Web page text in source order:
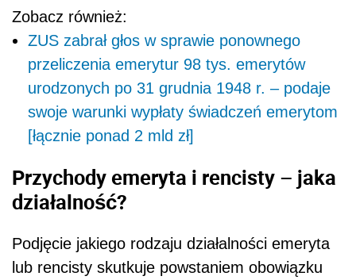
Zobacz również:
ZUS zabrał głos w sprawie ponownego
przeliczenia emerytur 98 tys. emerytów
urodzonych po 31 grudnia 1948 r. – podaje
swoje warunki wypłaty świadczeń emerytom
[łącznie ponad 2 mld zł]
Przychody emeryta i rencisty – jaka
działalność?
Podjęcie jakiego rodzaju działalności emeryta
lub rencisty skutkuje powstaniem obowiązku